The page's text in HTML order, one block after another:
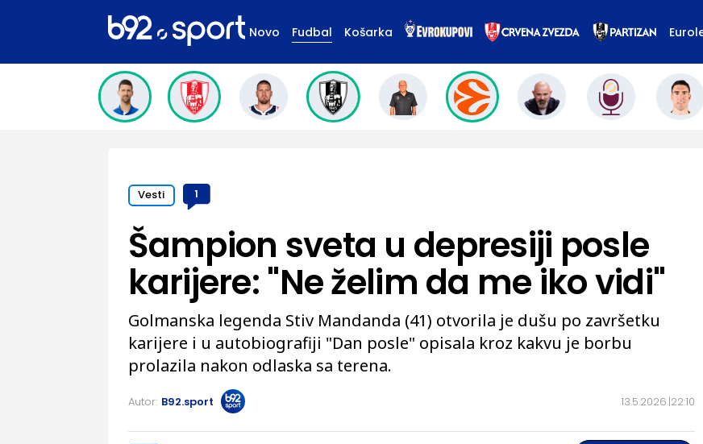
Novo Fudbal Košarka
Vesti 1
13.5.2026. 22:10
Šampion sveta u depresiji posle
karijere: "Ne želim da me iko vidi"
Golmanska legenda Stiv Mandanda (41) otvorila je dušu po završetku
karijere i u autobiografiji "Dan posle" opisala kroz kakvu je borbu
prolazila nakon odlaska sa terena.
Autor: B92.sport